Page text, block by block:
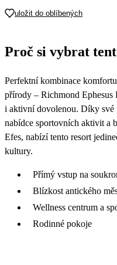
21
22 959
22
19 339 18
uložit do oblíbených
Proč si vybrat
Perfektní kombinace
přírody – Richmond Ephesus
i aktivní dovolenou. Díky své
nabídce sportovních aktivit a
Efes, nabízí tento resort
kultury.
Přímý vstup na
Blízkost antického
Wellness centrum a
Rodinné pokoje